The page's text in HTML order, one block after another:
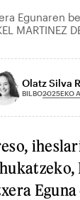
Egunaren
MARTINEZ
Olatz Silva
BILBO2025EKO